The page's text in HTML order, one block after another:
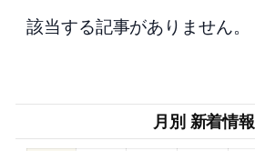
該当する記事がありません。
月別 新着情報